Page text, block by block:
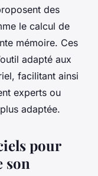
des
le calcul de
mémoire. Ces
adapté aux
facilitant ainsi
experts ou
adaptée.
pour
son